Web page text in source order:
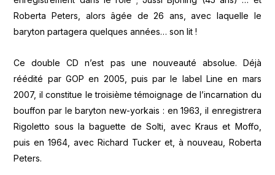
Roberta Peters, alors âgée de 26 ans, avec laquelle le
baryton partagera quelques années… son lit !
Ce double CD n’est pas une nouveauté absolue. Déjà
réédité par GOP en 2005, puis par le label Line en mars
2007, il constitue le troisième témoignage de l’incarnation du
bouffon par le baryton new-yorkais : en 1963, il enregistrera
Rigoletto sous la baguette de Solti, avec Kraus et Moffo,
puis en 1964, avec Richard Tucker et, à nouveau, Roberta
Peters.